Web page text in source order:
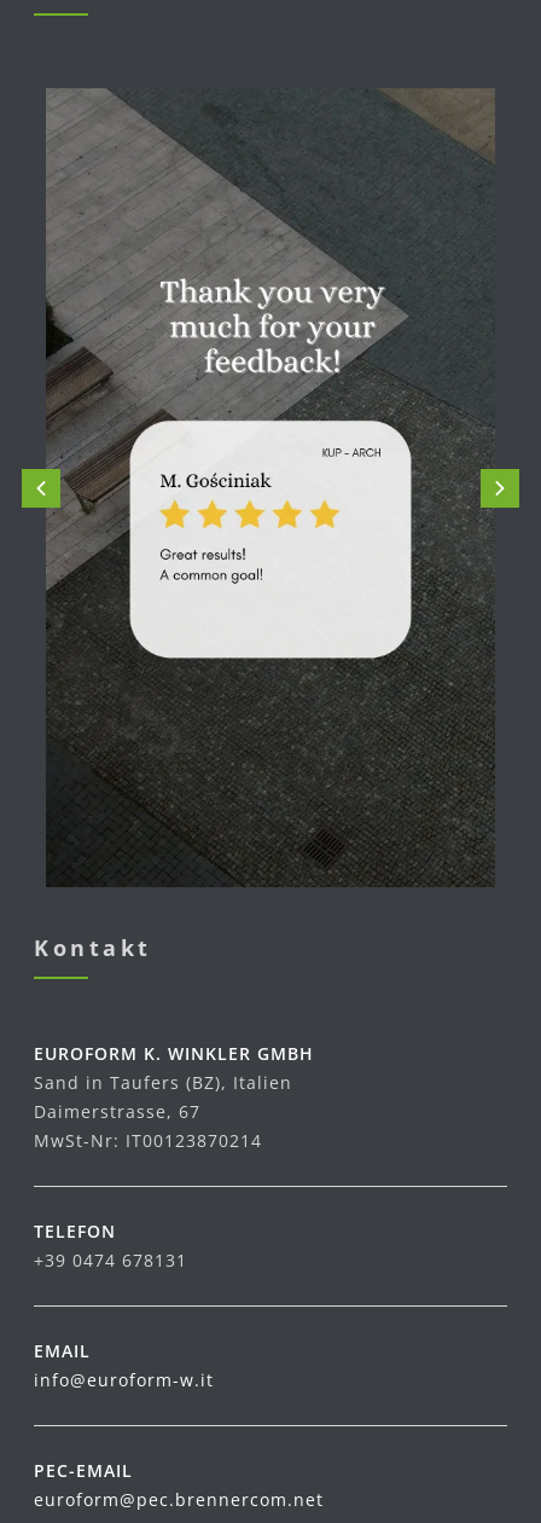
Kontakt
EUROFORM K. WINKLER GMBH
Sand in Taufers (BZ), Italien
Daimerstrasse, 67
MwSt-Nr: IT00123870214
TELEFON
+39 0474 678131
EMAIL
info@euroform-w.it
PEC-EMAIL
euroform@pec.brennercom.net